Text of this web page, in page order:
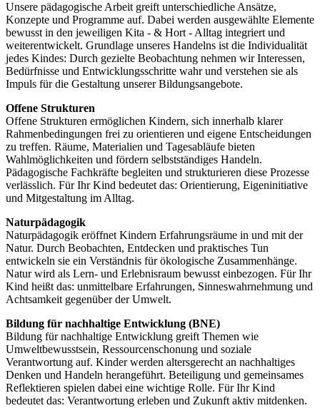
Unsere pädagogische Arbeit greift unterschiedliche Ansätze,
Konzepte und Programme auf. Dabei werden ausgewählte Elemente
bewusst in den jeweiligen Kita - & Hort - Alltag integriert und
weiterentwickelt. Grundlage unseres Handelns ist die Individualität
jedes Kindes: Durch gezielte Beobachtung nehmen wir Interessen,
Bedürfnisse und Entwicklungsschritte wahr und verstehen sie als
Impuls für die Gestaltung unserer Bildungsangebote.
Offene Strukturen
Offene Strukturen ermöglichen Kindern, sich innerhalb klarer
Rahmenbedingungen frei zu orientieren und eigene Entscheidungen
zu treffen. Räume, Materialien und Tagesabläufe bieten
Wahlmöglichkeiten und fördern selbstständiges Handeln.
Pädagogische Fachkräfte begleiten und strukturieren diese Prozesse
verlässlich. Für Ihr Kind bedeutet das: Orientierung, Eigeninitiative
und Mitgestaltung im Alltag.
Naturpädagogik
Naturpädagogik eröffnet Kindern Erfahrungsräume in und mit der
Natur. Durch Beobachten, Entdecken und praktisches Tun
entwickeln sie ein Verständnis für ökologische Zusammenhänge.
Natur wird als Lern- und Erlebnisraum bewusst einbezogen. Für Ihr
Kind heißt das: unmittelbare Erfahrungen, Sinneswahrnehmung und
Achtsamkeit gegenüber der Umwelt.
Bildung für nachhaltige Entwicklung (BNE)
Bildung für nachhaltige Entwicklung greift Themen wie
Umweltbewusstsein, Ressourcenschonung und soziale
Verantwortung auf. Kinder werden altersgerecht an nachhaltiges
Denken und Handeln herangeführt. Beteiligung und gemeinsames
Reflektieren spielen dabei eine wichtige Rolle. Für Ihr Kind
bedeutet das: Verantwortung erleben und Zukunft aktiv mitdenken.